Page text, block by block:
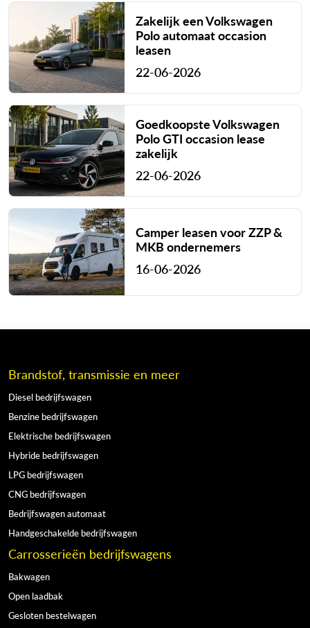
Zakelijk een Volkswagen
Polo automaat occasion
leasen
22-06-2026
Goedkoopste Volkswagen
Polo GTI occasion lease
zakelijk
22-06-2026
Camper leasen voor ZZP &
MKB ondernemers
16-06-2026
Brandstof, transmissie en meer
Diesel bedrijfswagen
Benzine bedrijfswagen
Elektrische bedrijfswagen
Hybride bedrijfswagen
LPG bedrijfswagen
CNG bedrijfswagen
Bedrijfswagen automaat
Handgeschakelde bedrijfswagen
Carrosserieën bedrijfswagens
Bakwagen
Open laadbak
Gesloten bestelwagen